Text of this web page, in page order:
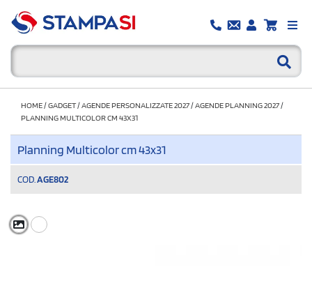
HOME/GADGET/AGENDE PERSONALIZZATE 2027/AGENDE PLANNING 2027/
PLANNING MULTICOLOR CM 43X31
Planning Multicolor cm 43x31
COD. AGE802